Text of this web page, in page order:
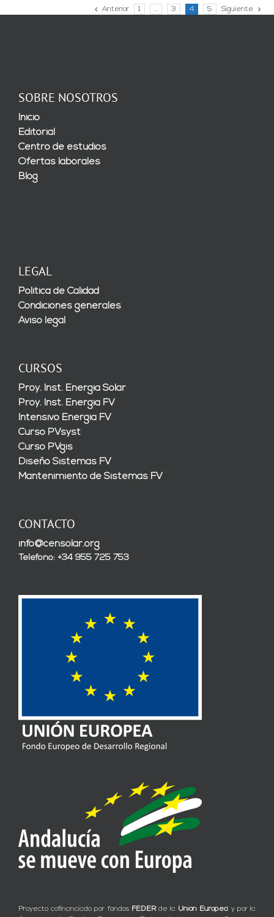
Anterior 1 … 3 4 5 Siguiente
SOBRE NOSOTROS
Inicio
Editorial
Centro de estudios
Ofertas laborales
Blog
LEGAL
Política de Calidad
Condiciones generales
Aviso legal
CURSOS
Proy. Inst. Energía Solar
Proy. Inst. Energía FV
Intensivo Energía FV
Curso PVsyst
Curso PVgis
Diseño Sistemas FV
Mantenimiento de Sistemas FV
CONTACTO
info@censolar.org
Teléfono: +34 955 725 753
Proyecto cofinanciado por fondos FEDERde la Unión Europea y por la